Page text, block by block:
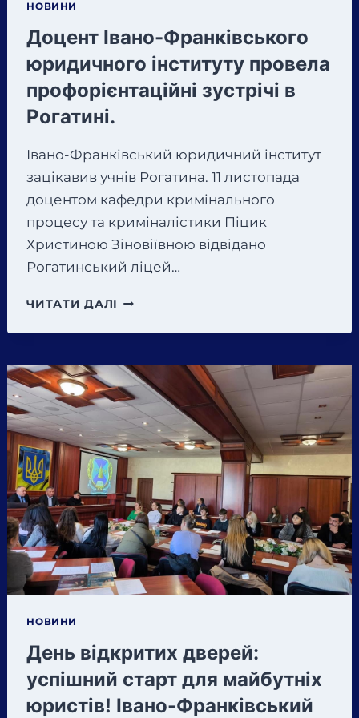
НОВИНИ
Доцент Івано-Франківського
юридичного інституту провела
профорієнтаційні зустрічі в
Рогатині.
Івано-Франківський юридичний інститут
зацікавив учнів Рогатина. 11 листопада
доцентом кафедри кримінального
процесу та криміналістики Піцик
Христиною Зіновіївною відвідано
Рогатинський ліцей…
ЧИТАТИ ДАЛІ ДОЦЕНТ
ФРАНКІВСЬКОГО
ІНСТИТУТУ
ПРОВЕЛА
ПРОФОРІЄНТАЦІЙНІ
ЗУСТРІЧІ
В
РОГАТИНІ.
НОВИНИ
День відкритих дверей:
успішний старт для майбутніх
юристів! Івано-Франківський